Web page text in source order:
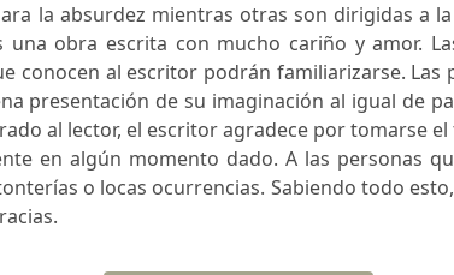
la absurdez mientras otras son dirigidas a
una obra escrita con mucho cariño y amor.
conocen al escritor podrán familiarizarse. Las
presentación de su imaginación al igual de
al lector, el escritor agradece por tomarse
en algún momento dado. A las personas
o locas ocurrencias. Sabiendo todo